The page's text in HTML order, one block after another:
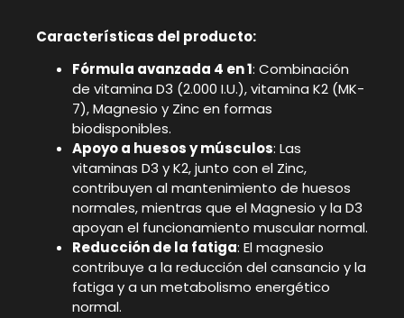
Características del producto:
Fórmula avanzada 4 en 1: Combinación
de vitamina D3 (2.000 I.U.), vitamina K2 (MK-
7), Magnesio y Zinc en formas
biodisponibles.
Apoyo a huesos y músculos: Las
vitaminas D3 y K2, junto con el Zinc,
contribuyen al mantenimiento de huesos
normales, mientras que el Magnesio y la D3
apoyan el funcionamiento muscular normal.
Reducción de la fatiga: El magnesio
contribuye a la reducción del cansancio y la
fatiga y a un metabolismo energético
normal.